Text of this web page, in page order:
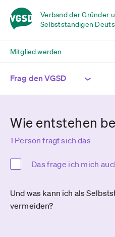
Verband der Gründer
Selbstständigen
Mitglied werden
Frag den VGSD
Wie entstehen
1 Person fragt sich das
Das frage ich mich
Und was kann ich als
vermeiden?